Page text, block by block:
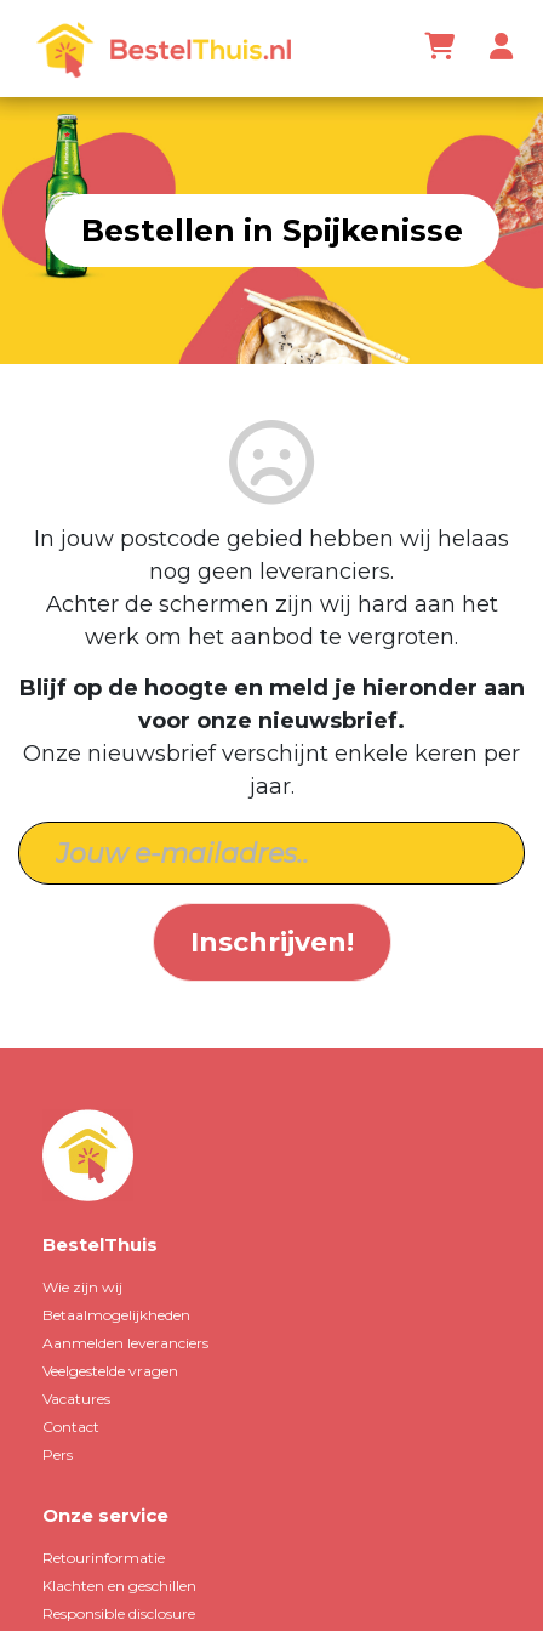
Bestellen in Spijkenisse
In jouw postcode gebied hebben wij helaas
nog geen leveranciers.
Achter de schermen zijn wij hard aan het
werk om het aanbod te vergroten.
Blijf op de hoogte en meld je hieronder aan
voor onze nieuwsbrief.
Onze nieuwsbrief verschijnt enkele keren per
jaar.
Inschrijven!
BestelThuis
Wie zijn wij
Betaalmogelijkheden
Aanmelden leveranciers
Veelgestelde vragen
Vacatures
Contact
Pers
Onze service
Retourinformatie
Klachten en geschillen
Responsible disclosure